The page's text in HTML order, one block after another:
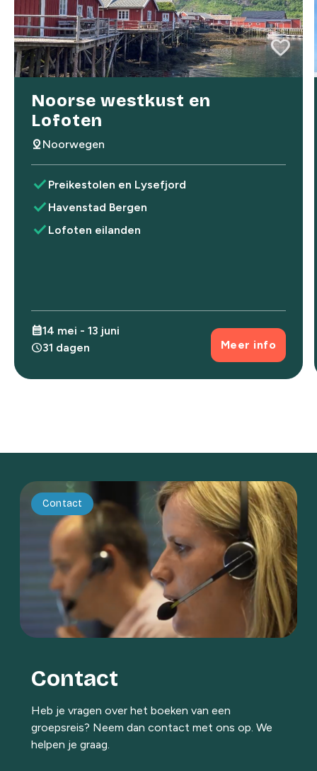
favorite
favorite
Noorse westkust en
Lofoten
pin_dropNoorwegen
check Preikestolen en Lysefjord
check Havenstad Bergen
check Lofoten eilanden
calendar_month14 mei - 13 juni
schedule31 dagen Meer info
Contact
Contact
Heb je vragen over het boeken van een
groepsreis? Neem dan contact met ons op. We
helpen je graag.